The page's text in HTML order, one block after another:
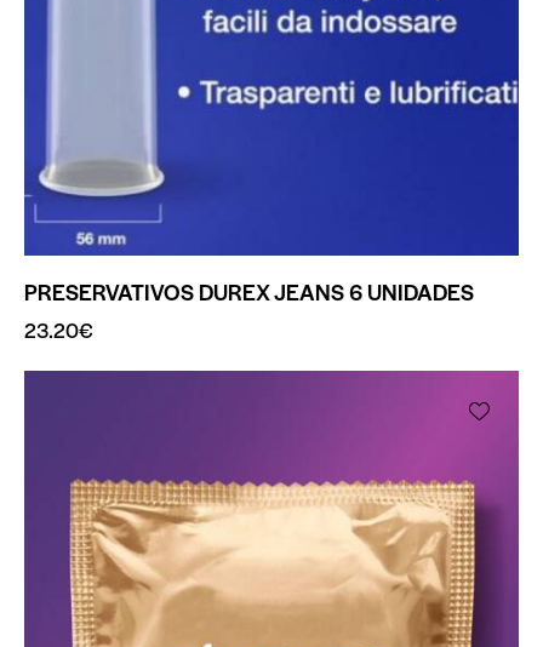
PRESERVATIVOS DUREX JEANS 6 UNIDADES
23.20€